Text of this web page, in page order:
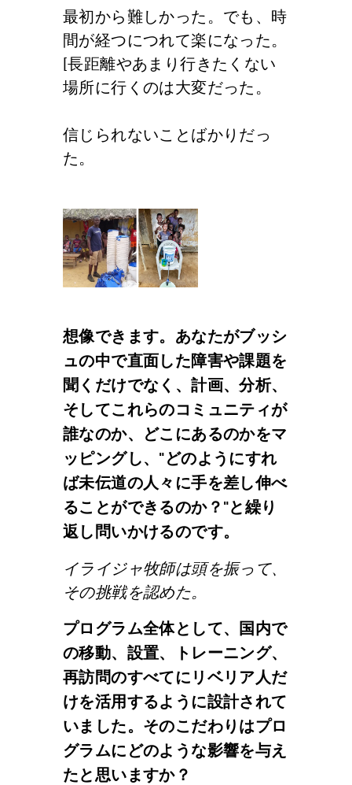
最初から難しかった。でも、時
間が経つにつれて楽になった。
[長距離やあまり行きたくない
場所に行くのは大変だった。
信じられないことばかりだっ
た。
想像できます。あなたがブッシ
ュの中で直面した障害や課題を
聞くだけでなく、計画、分析、
そしてこれらのコミュニティが
誰なのか、どこにあるのかをマ
ッピングし、"どのようにすれ
ば未伝道の人々に手を差し伸べ
ることができるのか？"と繰り
返し問いかけるのです。
イライジャ牧師は頭を振って、
その挑戦を認めた。
プログラム全体として、国内で
の移動、設置、トレーニング、
再訪問のすべてにリベリア人だ
けを活用するように設計されて
いました。そのこだわりはプロ
グラムにどのような影響を与え
たと思いますか？